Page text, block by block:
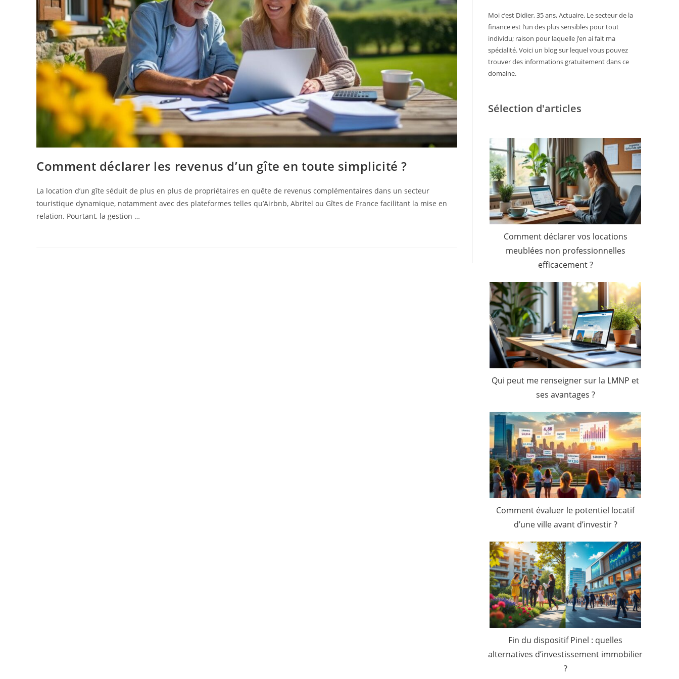
Comment déclarer les revenus d’un gîte en toute simplicité ?
La location d’un gîte séduit de plus en plus de propriétaires en quête de revenus complémentaires dans un secteur
touristique dynamique, notamment avec des plateformes telles qu’Airbnb, Abritel ou Gîtes de France facilitant la mise en
relation. Pourtant, la gestion …
Moi c’est Didier, 35 ans, Actuaire. Le secteur de la
finance est l’un des plus sensibles pour tout
individu; raison pour laquelle j’en ai fait ma
spécialité. Voici un blog sur lequel vous pouvez
trouver des informations gratuitement dans ce
domaine.
Sélection d'articles
Comment déclarer vos locations
meublées non professionnelles
efficacement ?
Qui peut me renseigner sur la LMNP et
ses avantages ?
Comment évaluer le potentiel locatif
d’une ville avant d’investir ?
Fin du dispositif Pinel : quelles
alternatives d’investissement immobilier
?